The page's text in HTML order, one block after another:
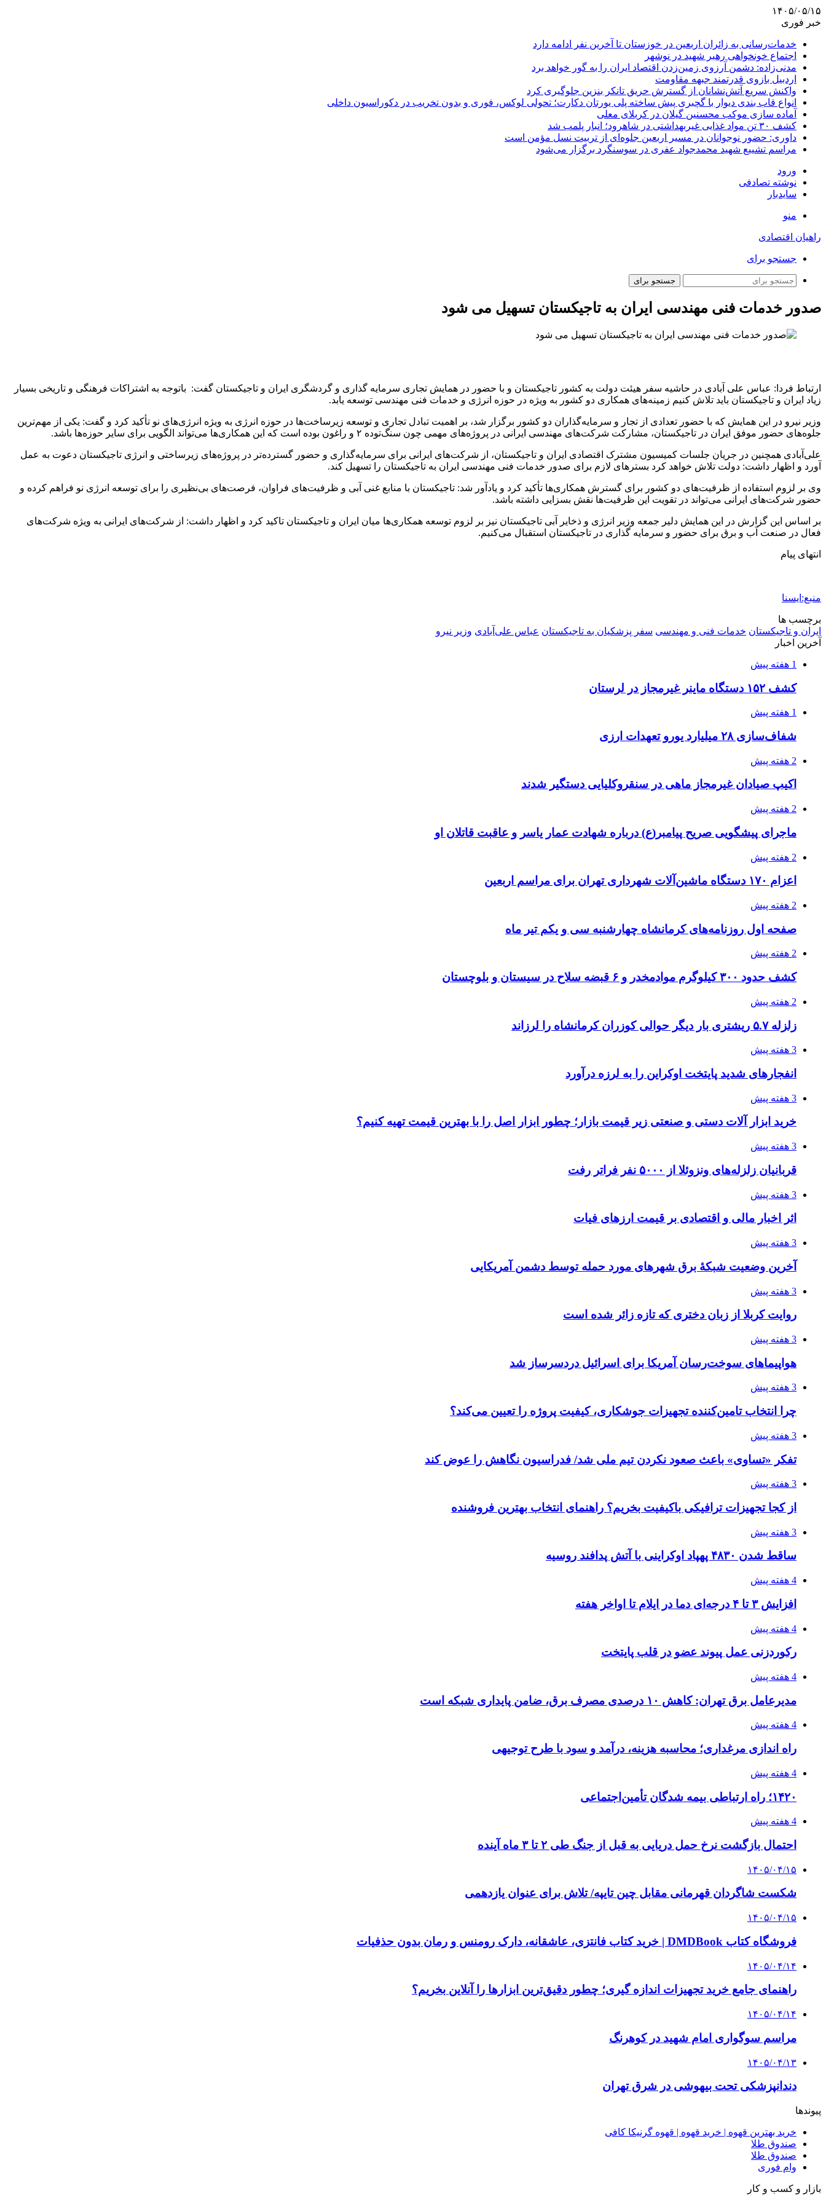
۱۴۰۵/۰۵/۱۵
خبر فوری
خدمات‌رسانی به زائران اربعین در خوزستان تا آخرین نفر ادامه دارد
اجتماع خونخواهی رهبر شهید در نوشهر
مدنی‌زاده: دشمن آرزوی زمین‌زدن اقتصاد ایران را به گور خواهد برد
اردبیل بازوی قدرتمند جبهه مقاومت
واکنش سریع آتش‌نشانان از گسترش حریق تانکر بنزین جلوگیری کرد
انواع قاب بندی دیوار با گچبری پیش ساخته پلی یورتان دکارت؛ تحولی لوکس، فوری و بدون تخریب در دکوراسیون داخلی
آماده سازی موکب محسنین گیلان در کربلای معلی
کشف ۳۰ تن مواد غذایی غیربهداشتی در شاهرود؛ انبار پلمب شد
داوری: حضور نوجوانان در مسیر اربعین جلوه‌ای از تربیت نسل مؤمن است
مراسم تشییع شهید محمدجواد عفری در سوسنگرد برگزار می‌شود
ورود
نوشته تصادفی
سایدبار
منو
راهیان اقتصادی
جستجو برای
جستجو برای
صدور خدمات فنی مهندسی ایران به تاجیکستان تسهیل می شود
ارتباط فردا: عباس علی آبادی در حاشیه سفر هیئت دولت به کشور تاجیکستان و با حضور در همایش تجاری سرمایه گذاری و گردشگری ایران و تاجیکستان گفت: باتوجه به اشتراکات فرهنگی و تاریخی بسیار
زیاد ایران و تاجیکستان باید تلاش کنیم زمینه‌های همکاری دو کشور به ویژه در حوزه انرژی و خدمات فنی مهندسی توسعه یابد.
وزیر نیرو در این همایش که با حضور تعدادی از تجار و سرمایه‌گذاران دو کشور برگزار شد، بر اهمیت تبادل تجاری و توسعه زیرساخت‌ها در حوزه انرژی به ویژه انرژی‌های نو تأکید کرد و گفت: یکی از مهم‌ترین
جلوه‌های حضور موفق ایران در تاجیکستان، مشارکت شرکت‌های مهندسی ایرانی در پروژه‌های مهمی چون سنگ‌توده ۲ و راغون بوده است که این همکاری‌ها می‌تواند الگویی برای سایر حوزه‌ها باشد.
علی‌آبادی همچنین در جریان جلسات کمیسیون مشترک اقتصادی ایران و تاجیکستان، از شرکت‌های ایرانی برای سرمایه‌گذاری و حضور گسترده‌تر در پروژه‌های زیرساختی و انرژی تاجیکستان دعوت به عمل
آورد و اظهار داشت: دولت تلاش خواهد کرد بسترهای لازم برای صدور خدمات فنی مهندسی ایران به تاجیکستان را تسهیل کند.
وی بر لزوم استفاده از ظرفیت‌های دو کشور برای گسترش همکاری‌ها تأکید کرد و یادآور شد: تاجیکستان با منابع غنی آبی و ظرفیت‌های فراوان، فرصت‌های بی‌نظیری را برای توسعه انرژی نو فراهم کرده و
حضور شرکت‌های ایرانی می‌تواند در تقویت این ظرفیت‌ها نقش بسزایی داشته باشد.
بر اساس این گزارش در این همایش دلیر جمعه وزیر انرژی و ذخایر آبی تاجیکستان نیز بر لزوم توسعه همکاری‌ها میان ایران و تاجیکستان تاکید کرد و اظهار داشت: از شرکت‌های ایرانی به ویژه شرکت‌های
فعال در صنعت آب و برق برای حضور و سرمایه گذاری در تاجیکستان استقبال می‌کنیم.
انتهای پیام
منبع:ایسنا
برچسب ها
ایران و تاجیکستان خدمات فنی و مهندسی سفر پزشکیان به تاجیکستان عباس علی‌آبادی وزير نيرو
آخرین اخبار
1 هفته پیش
کشف ۱۵۲ دستگاه ماینر غیرمجاز در لرستان
1 هفته پیش
شفاف‌سازی ۲۸ میلیارد یورو تعهدات ارزی
2 هفته پیش
اکیپ صیادان غیرمجاز ماهی در سنقروکلیایی دستگیر شدند
2 هفته پیش
ماجرای پیشگویی صریح پیامبر(ع) درباره شهادت عمار یاسر و عاقبت قاتلان او
2 هفته پیش
اعزام ۱۷۰ دستگاه ماشین‌آلات شهرداری تهران برای مراسم اربعین
2 هفته پیش
صفحه اول روزنامه‌های کرمانشاه چهارشنبه سی و یکم تیر ماه
2 هفته پیش
کشف حدود ۳۰۰ کیلوگرم موادمخدر و ۶ قبضه سلاح در سیستان و بلوچستان
2 هفته پیش
زلزله ۵.۷ ریشتری بار دیگر حوالی کوزران کرمانشاه را لرزاند
3 هفته پیش
انفجارهای شدید پایتخت اوکراین را به لرزه درآورد
3 هفته پیش
خرید ابزار آلات دستی و صنعتی زیر قیمت بازار؛ چطور ابزار اصل را با بهترین قیمت تهیه کنیم؟
3 هفته پیش
قربانیان زلزله‌های ونزوئلا از ۵۰۰۰ نفر فراتر رفت
3 هفته پیش
اثر اخبار مالی و اقتصادی بر قیمت ارزهای فیات
3 هفته پیش
آخرین وضعیت شبکۀ برق شهرهای مورد حمله توسط دشمن آمریکایی
3 هفته پیش
روایت کربلا از زبان دختری که تازه زائر شده است
3 هفته پیش
هواپیماهای سوخت‌رسان آمریکا برای اسرائیل دردسرساز شد
3 هفته پیش
چرا انتخاب تامین‌کننده تجهیزات جوشکاری، کیفیت پروژه را تعیین می‌کند؟
3 هفته پیش
تفکر «تساوی» باعث صعود نکردن تیم ملی شد/ فدراسیون نگاهش را عوض کند
3 هفته پیش
از کجا تجهیزات ترافیکی باکیفیت بخریم؟ راهنمای انتخاب بهترین فروشنده
3 هفته پیش
ساقط شدن ۴۸۳۰ پهپاد اوکراینی با آتش پدافند روسیه
4 هفته پیش
افزایش ۳ تا ۴ درجه‌ای دما در ایلام تا اواخر هفته
4 هفته پیش
رکوردزنی عمل پیوند عضو در قلب پایتخت
4 هفته پیش
مدیرعامل برق تهران: کاهش ۱۰ درصدی مصرف برق، ضامن پایداری شبکه است
4 هفته پیش
راه اندازی مرغداری؛ محاسبه هزینه، درآمد و سود با طرح توجیهی
4 هفته پیش
۱۴۲۰؛ راه ارتباطی بیمه شدگان تأمین‌اجتماعی
4 هفته پیش
احتمال بازگشت نرخ حمل دریایی به قبل از جنگ طی ۲ تا ۳ ماه آینده
۱۴۰۵/۰۴/۱۵
شکست شاگردان قهرمانی مقابل چین تایپه/ تلاش برای عنوان یازدهمی
۱۴۰۵/۰۴/۱۵
فروشگاه کتاب DMDBook | خرید کتاب فانتزی، عاشقانه، دارک رومنس و رمان بدون حذفیات
۱۴۰۵/۰۴/۱۴
راهنمای جامع خرید تجهیزات اندازه گیری؛ چطور دقیق‌ترین ابزارها را آنلاین بخریم؟
۱۴۰۵/۰۴/۱۴
مراسم سوگواری امام شهید در کوهرنگ
۱۴۰۵/۰۴/۱۳
دندانپزشکی تحت بیهوشی در شرق تهران
پیوندها
خرید بهترین قهوه | خرید قهوه | قهوه گرنیکا کافی
صندوق طلا
صندوق طلا
وام فوری
بازار و کسب و کار